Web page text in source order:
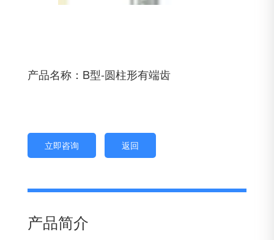
产品名称：B型-圆柱形有端齿
立即咨询 返回
产品简介